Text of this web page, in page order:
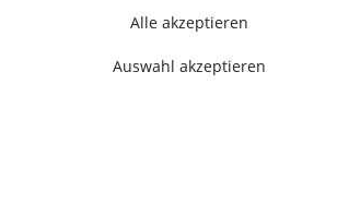
Alle akzeptieren
Auswahl akzeptieren